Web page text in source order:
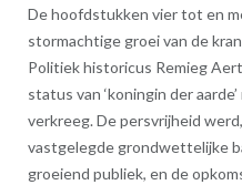
De hoofdstukken vier tot en
stormachtige groei van de
Politiek historicus Remieg
status van ‘koningin der
verkreeg. De persvrijheid
vastgelegde grondwettelijke
groeiend publiek, en de